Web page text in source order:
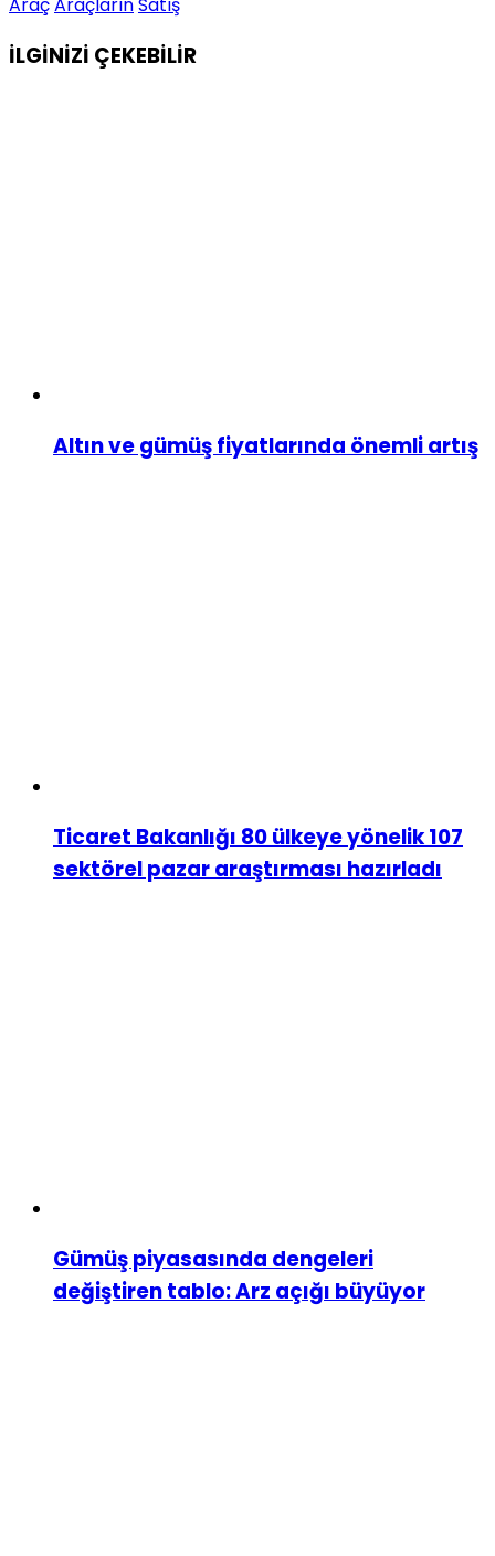
İLGİNİZİ ÇEKEBİLİR
Altın ve gümüş fiyatlarında önemli artış
Ticaret Bakanlığı 80 ülkeye yönelik 107
sektörel pazar araştırması hazırladı
Gümüş piyasasında dengeleri
değiştiren tablo: Arz açığı büyüyor